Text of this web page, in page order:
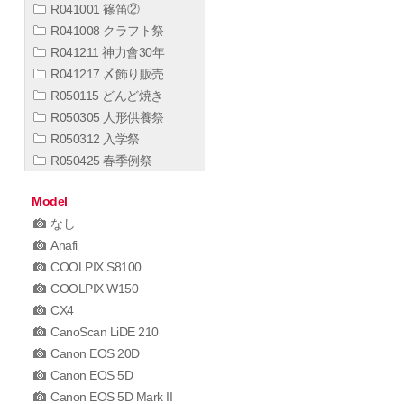
R041001 篠笛②
R041008 クラフト祭
R041211 神力會30年
R041217 〆飾り販売
R050115 どんど焼き
R050305 人形供養祭
R050312 入学祭
R050425 春季例祭
Model
なし
Anafi
COOLPIX S8100
COOLPIX W150
CX4
CanoScan LiDE 210
Canon EOS 20D
Canon EOS 5D
Canon EOS 5D Mark II